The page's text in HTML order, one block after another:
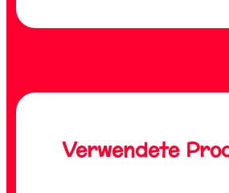
Verwendete